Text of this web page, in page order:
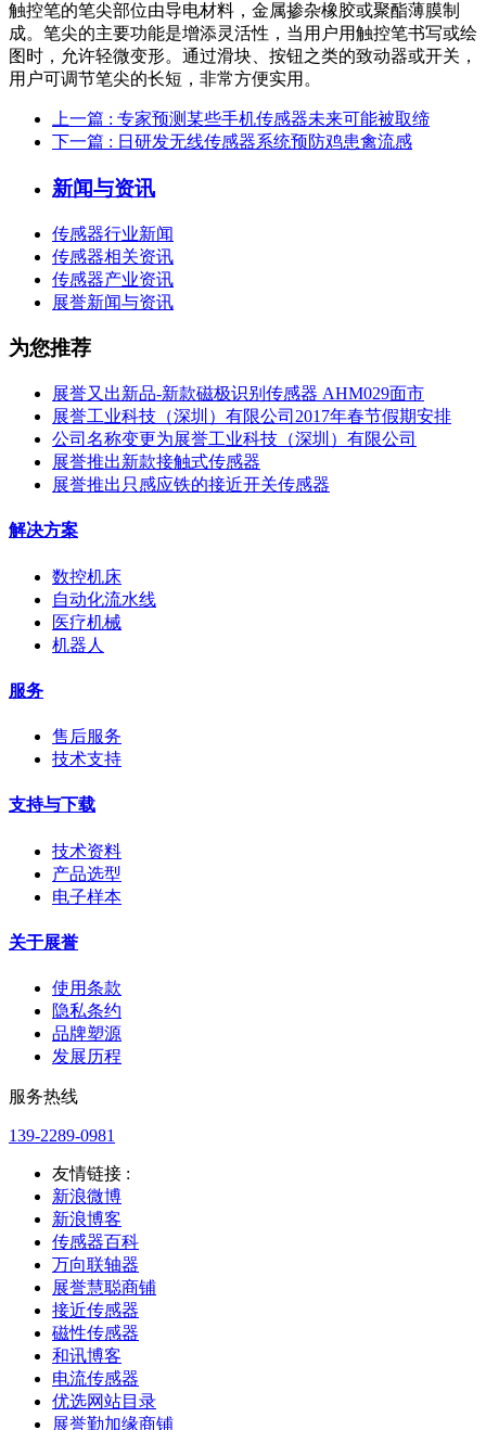
触控笔的笔尖部位由导电材料，金属掺杂橡胶或聚酯薄膜制
成。笔尖的主要功能是增添灵活性，当用户用触控笔书写或绘
图时，允许轻微变形。通过滑块、按钮之类的致动器或开关，
用户可调节笔尖的长短，非常方便实用。
上一篇 : 专家预测某些手机传感器未来可能被取缔
下一篇 : 日研发无线传感器系统预防鸡患禽流感
新闻与资讯
传感器行业新闻
传感器相关资讯
传感器产业资讯
展誉新闻与资讯
为您推荐
展誉又出新品-新款磁极识别传感器 AHM029面市
展誉工业科技（深圳）有限公司2017年春节假期安排
公司名称变更为展誉工业科技（深圳）有限公司
展誉推出新款接触式传感器
展誉推出只感应铁的接近开关传感器
解决方案
数控机床
自动化流水线
医疗机械
机器人
服务
售后服务
技术支持
支持与下载
技术资料
产品选型
电子样本
关于展誉
使用条款
隐私条约
品牌塑源
发展历程
服务热线
139-2289-0981
友情链接 :
新浪微博
新浪博客
传感器百科
万向联轴器
展誉慧聪商铺
接近传感器
磁性传感器
和讯博客
电流传感器
优选网站目录
展誉勤加缘商铺